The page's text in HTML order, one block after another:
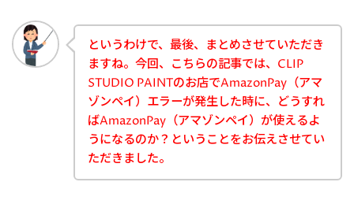
というわけで、最後、まとめさせていただき
ますね。今回、こちらの記事では、CLIP
STUDIO PAINTのお店でAmazonPay（アマ
ゾンペイ）エラーが発生した時に、どうすれ
ばAmazonPay（アマゾンペイ）が使えるよ
うになるのか？ということをお伝えさせてい
ただきました。